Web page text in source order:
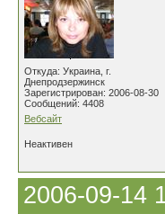
Откуда: Украина, г.
Днепродзержинск
Зарегистрирован: 2006-08-30
Сообщений: 4408
Вебсайт
Неактивен
2006-09-14